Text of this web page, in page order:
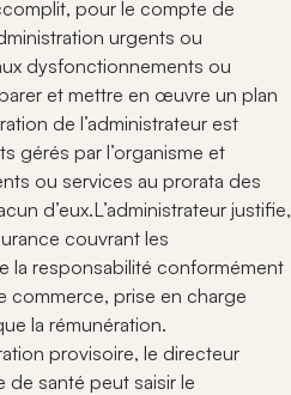
pour le compte de
urgents ou
dysfonctionnements ou
et mettre en œuvre un plan
de l’administrateur est
gérés par l’organisme et
ou services au prorata des
d’eux.L’administrateur justifie,
couvrant les
la responsabilité conformément
commerce, prise en charge
la rémunération.
provisoire, le directeur
de santé peut saisir le